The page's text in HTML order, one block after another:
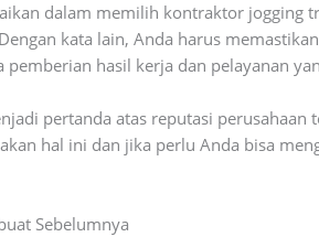
dalam memilih kontraktor jogging
kata lain, Anda harus
hasil kerja dan pelayanan
pertanda atas reputasi
hal ini dan jika perlu Anda bisa
Sebelumnya